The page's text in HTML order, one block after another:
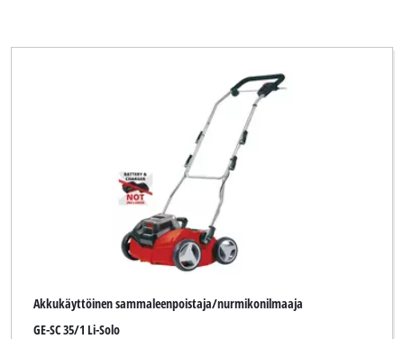
Akkukäyttöinen sammaleenpoistaja/nurmikonilmaaja
GE-SC 35/1 Li-Solo